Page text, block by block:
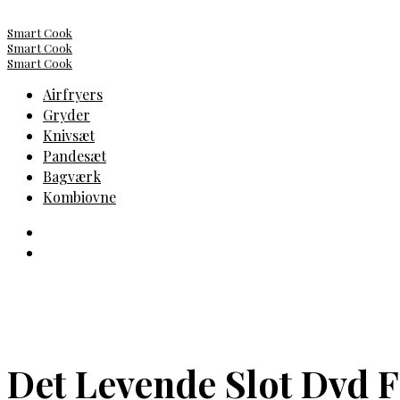
Smart Cook
Smart Cook
Smart Cook
Airfryers
Gryder
Knivsæt
Pandesæt
Bagværk
Kombiovne
Det Levende Slot Dvd